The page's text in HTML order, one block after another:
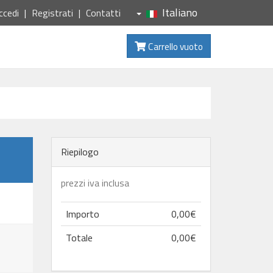
Registrati Contatti Italiano
Carrello vuoto
Riepilogo
prezzi iva inclusa
Importo
0,00€
Totale
0,00€